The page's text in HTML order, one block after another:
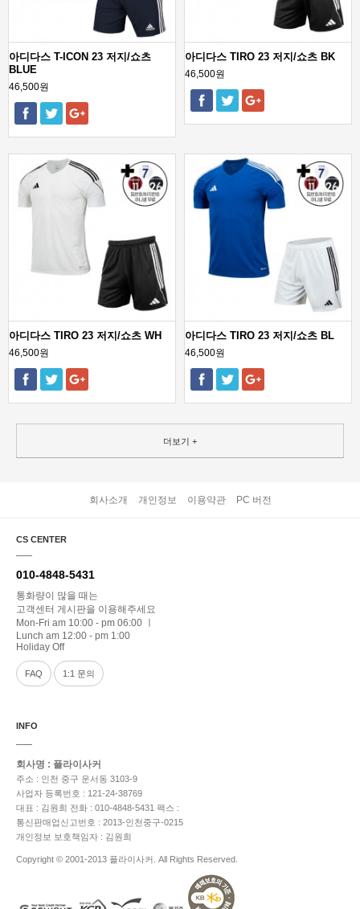
아디다스 T-ICON 23 저지/쇼츠
BLUE
46,500원
아디다스 TIRO 23 저지/쇼츠 BK
46,500원
아디다스 TIRO 23 저지/쇼츠 WH
46,500원
아디다스 TIRO 23 저지/쇼츠 BL
46,500원
더보기 +
회사소개 개인정보 이용약관 PC 버전
CS CENTER
010-4848-5431
통화량이 많을 때는
고객센터 게시판을 이용해주세요
Mon-Fri am 10:00 - pm 06:00 ㅣ
Lunch am 12:00 - pm 1:00
Holiday Off
FAQ 1:1 문의
INFO
회사명 : 플라이사커
주소 : 인천 중구 운서동 3103-9
사업자 등록번호 : 121-24-38769
대표 : 김원희 전화 : 010-4848-5431 팩스 :
통신판매업신고번호 : 2013-인천중구-0215
개인정보 보호책임자 : 김원희
Copyright © 2001-2013 플라이사커. All Rights Reserved.